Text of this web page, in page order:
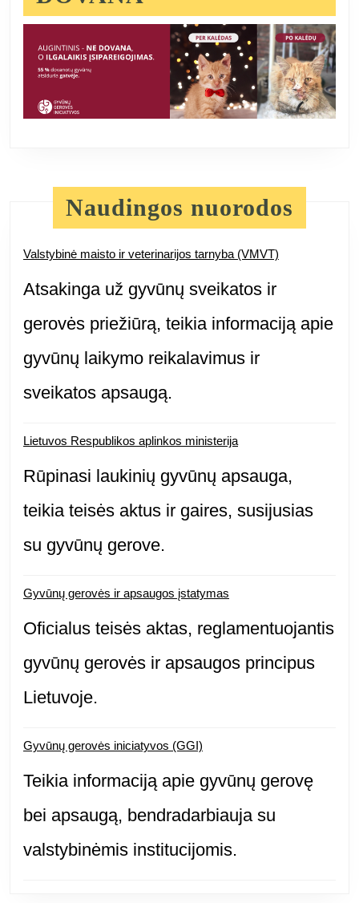
Naudingos nuorodos
Valstybinė maisto ir veterinarijos tarnyba (VMVT)
Atsakinga už gyvūnų sveikatos ir
gerovės priežiūrą, teikia informaciją apie
gyvūnų laikymo reikalavimus ir
sveikatos apsaugą.
Lietuvos Respublikos aplinkos ministerija
Rūpinasi laukinių gyvūnų apsauga,
teikia teisės aktus ir gaires, susijusias
su gyvūnų gerove.
Gyvūnų gerovės ir apsaugos įstatymas
Oficialus teisės aktas, reglamentuojantis
gyvūnų gerovės ir apsaugos principus
Lietuvoje.
Gyvūnų gerovės iniciatyvos (GGI)
Teikia informaciją apie gyvūnų gerovę
bei apsaugą, bendradarbiauja su
valstybinėmis institucijomis.